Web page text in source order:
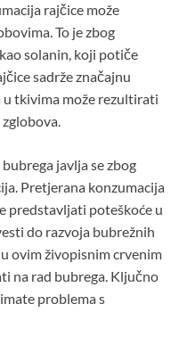
rajčice može
To je zbog
solanin, koji potiče
sadrže značajnu
u tkivima može rezultirati
javlja se zbog
Pretjerana konzumacija
predstavljati poteškoće u
do razvoja bubrežnih
ovim živopisnim crvenim
na rad bubrega. Ključno
problema s